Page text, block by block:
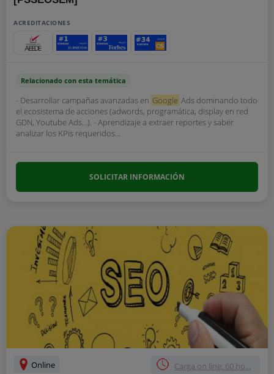
ACREDITACIONES
Relacionado con esta temática
- Desarrollar campañas avanzadas en Google Ads dominando todo
el ecosistema de acciones (adwords, programática, display en red
GDN, Youtube Ads…). - Aprendizaje a extraer reportes y saber
analizar los KPis requeridos...
SOLICITAR INFORMACIÓN
Online Carga on line: 60 ho...